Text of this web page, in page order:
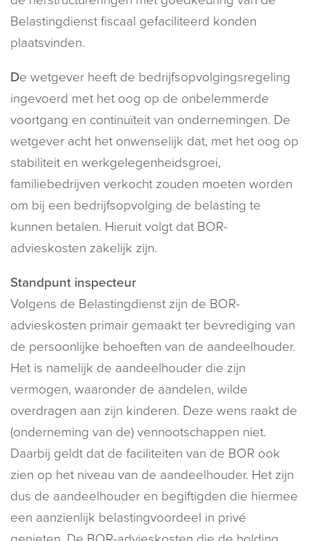
Belastingdienst fiscaal gefaciliteerd konden
plaatsvinden.
De wetgever heeft de bedrijfsopvolgingsregeling
ingevoerd met het oog op de onbelemmerde
voortgang en continuïteit van ondernemingen. De
wetgever acht het onwenselijk dat, met het oog op
stabiliteit en werkgelegenheidsgroei,
familiebedrijven verkocht zouden moeten worden
om bij een bedrijfsopvolging de belasting te
kunnen betalen. Hieruit volgt dat BOR-
advieskosten zakelijk zijn.
Standpunt inspecteur
Volgens de Belastingdienst zijn de BOR-
advieskosten primair gemaakt ter bevrediging van
de persoonlijke behoeften van de aandeelhouder.
Het is namelijk de aandeelhouder die zijn
vermogen, waaronder de aandelen, wilde
overdragen aan zijn kinderen. Deze wens raakt de
(onderneming van de) vennootschappen niet.
Daarbij geldt dat de faciliteiten van de BOR ook
zien op het niveau van de aandeelhouder. Het zijn
dus de aandeelhouder en begiftigden die hiermee
een aanzienlijk belastingvoordeel in privé